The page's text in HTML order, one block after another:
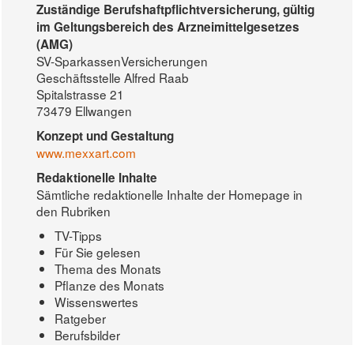
Zuständige Berufshaftpflichtversicherung, gültig
im Geltungsbereich des Arzneimittelgesetzes
(AMG)
SV-SparkassenVersicherungen
Geschäftsstelle Alfred Raab
Spitalstrasse 21
73479 Ellwangen
Konzept und Gestaltung
www.mexxart.com
Redaktionelle Inhalte
Sämtliche redaktionelle Inhalte der Homepage in
den Rubriken
TV-Tipps
Für Sie gelesen
Thema des Monats
Pflanze des Monats
Wissenswertes
Ratgeber
Berufsbilder